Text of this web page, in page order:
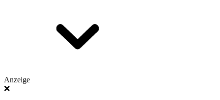
Anzeige
❌